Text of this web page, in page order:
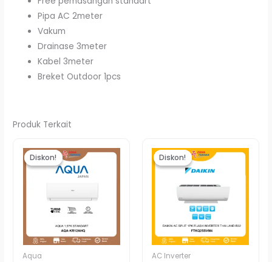
Pipa AC 2meter
Vakum
Drainase 3meter
Kabel 3meter
Breket Outdoor 1pcs
Produk Terkait
Diskon!
Diskon!
Aqua
aslinya
adalah:
Rp5.278.000.
Diskon!
Diskon!
AC Inverter
aslinya
adalah:
Rp6.540.000.
saat
ini
adalah: